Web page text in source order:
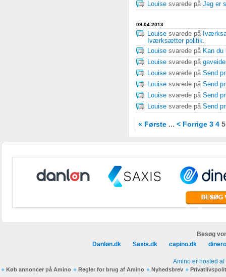
Louise svarede på Jeg er
09-04-2013
Louise svarede på
Iværksætter politik.
Louise svarede på Kan du
Louise svarede på
Louise svarede på Send
Louise svarede på Send
Louise svarede på Send
Louise svarede på Send
« Første ... < Forrige 3 4
Besøg
Danløn.dk
Saxis.dk capino.dk
Amino er hosted af
Køb annoncer på Amino Regler for brug af Amino Nyhedsbrev